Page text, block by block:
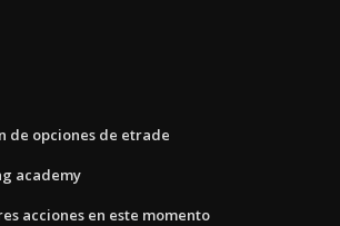
de opciones de etrade
academy
acciones en este momento